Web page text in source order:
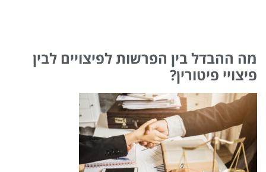
מה ההבדל בין הפרשות לפיצויים לבין
פיצויי פיטורין?